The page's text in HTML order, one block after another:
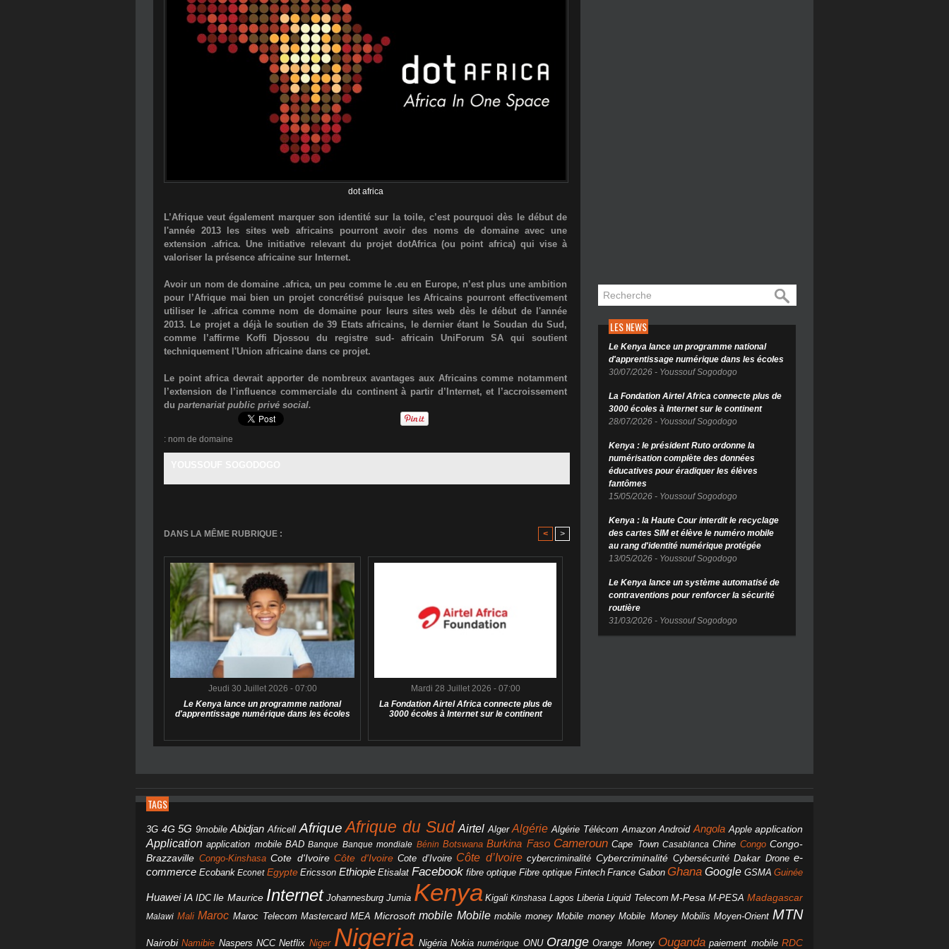
dot africa
L’Afrique veut également marquer son identité sur la toile, c’est pourquoi dès le début de
l'année 2013 les sites web africains pourront avoir des noms de domaine avec une
extension .africa. Une initiative relevant du projet dotAfrica (ou point africa) qui vise à
valoriser la présence africaine sur Internet.
Avoir un nom de domaine .africa, un peu comme le .eu en Europe, n’est plus une ambition
pour l’Afrique mai bien un projet concrétisé puisque les Africains pourront effectivement
utiliser le .africa comme nom de domaine pour leurs sites web dès le début de l'année
2013. Le projet a déjà le soutien de 39 Etats africains, le dernier étant le Soudan du Sud,
comme l’affirme Koffi Djossou du registre sud- africain UniForum SA qui soutient
techniquement l'Union africaine dans ce projet.
Le point africa devrait apporter de nombreux avantages aux Africains comme notamment
l’extension de l’influence commerciale du continent à partir d’Internet, et l’accroissement
du partenariat public privé social.
: nom de domaine
DANS LA MÊME RUBRIQUE : < >
Jeudi 30 Juillet 2026 - 07:00
Le Kenya lance un programme national
d'apprentissage numérique dans les écoles
Mardi 28 Juillet 2026 - 07:00
La Fondation Airtel Africa connecte plus de
3000 écoles à Internet sur le continent
LES NEWS
Le Kenya lance un programme national
d'apprentissage numérique dans les écoles
30/07/2026 - Youssouf Sogodogo
La Fondation Airtel Africa connecte plus de
3000 écoles à Internet sur le continent
28/07/2026 - Youssouf Sogodogo
Kenya : le président Ruto ordonne la
numérisation complète des données
éducatives pour éradiquer les élèves
fantômes
15/05/2026 - Youssouf Sogodogo
Kenya : la Haute Cour interdit le recyclage
des cartes SIM et élève le numéro mobile
au rang d'identité numérique protégée
13/05/2026 - Youssouf Sogodogo
Le Kenya lance un système automatisé de
contraventions pour renforcer la sécurité
routière
31/03/2026 - Youssouf Sogodogo
TAGS
3G 4G 5G 9mobile Abidjan Africell Afrique Afrique du Sud Airtel Alger Algérie Algérie Télécom Amazon Android Angola Apple application
Application application mobile BAD Banque Banque mondiale Bénin Botswana Burkina Faso Cameroun Cape Town Casablanca Chine Congo Congo-
Brazzaville Congo-Kinshasa Cote d'Ivoire Côte d'Ivoire Cote d’Ivoire Côte d’Ivoire cybercriminalité Cybercriminalité Cybersécurité Dakar Drone e-
commerce Ecobank Econet Egypte Ericsson Ethiopie Etisalat Facebook fibre optique Fibre optique Fintech France Gabon Ghana Google GSMA Guinée
Huawei IA IDC Ile Maurice Internet Johannesburg Jumia Kenya Kigali Kinshasa Lagos Liberia Liquid Telecom M-Pesa M-PESA Madagascar
Malawi Mali Maroc Maroc Telecom Mastercard MEA Microsoft mobile Mobile mobile money Mobile money Mobile Money Mobilis Moyen-Orient MTN
Nairobi Namibie Naspers NCC Netflix Niger Nigeria Nigéria Nokia numérique ONU Orange Orange Money Ouganda paiement mobile RDC